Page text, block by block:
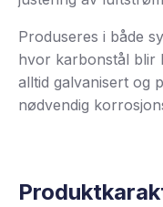
Produseres i både
hvor karbonstål blir
alltid galvanisert og
nødvendig